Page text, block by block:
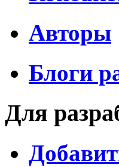
Авторы
Блоги
Для